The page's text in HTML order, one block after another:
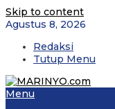
Skip to content
Agustus 8, 2026
Redaksi
Tutup Menu
Menu